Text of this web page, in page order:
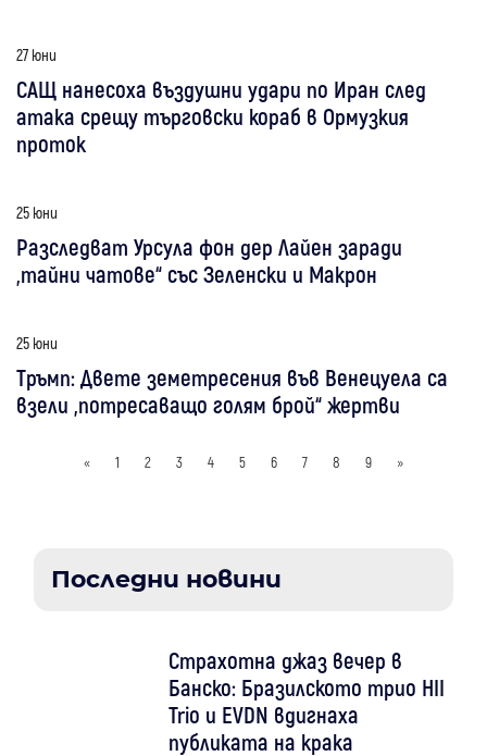
27 юни
САЩ нанесоха въздушни удари по Иран след
атака срещу търговски кораб в Ормузкия
проток
25 юни
Разследват Урсула фон дер Лайен заради
„тайни чатове“ със Зеленски и Макрон
25 юни
Тръмп: Двете земетресения във Венецуела са
взели „потресаващо голям брой“ жертви
« 1 2 3 4 5 6 7 8 9 »
Последни новини
Страхотна джаз вечер в
Банско: Бразилското трио HII
Trio и EVDN вдигнаха
публиката на крака